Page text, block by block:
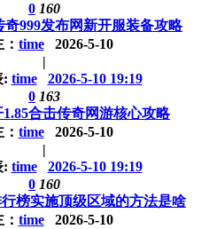
0 160
奇999发布网新开服装备攻略
time
2026-5-10
|
: time
2026-5-10 19:19
0 163
合击传奇网游核心攻略
time
2026-5-10
|
: time
2026-5-10 19:19
0 160
榜实施顶级区域的方法是啥
time
2026-5-10